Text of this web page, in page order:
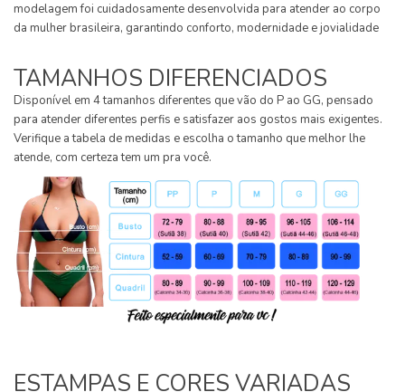
modelagem foi cuidadosamente desenvolvida para atender ao corpo
da mulher brasileira, garantindo conforto, modernidade e jovialidade
TAMANHOS DIFERENCIADOS
Disponível em 4 tamanhos diferentes que vão do P ao GG, pensado
para atender diferentes perfis e satisfazer aos gostos mais exigentes.
Verifique a tabela de medidas e escolha o tamanho que melhor lhe
atende, com certeza tem um pra você.
ESTAMPAS E CORES VARIADAS